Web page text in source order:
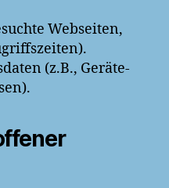
Webseiten,
(z.B., Geräte-